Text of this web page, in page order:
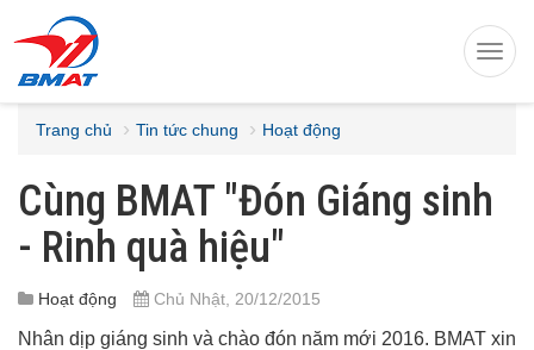
Trang chủ Tin tức chung Hoạt động
Cùng BMAT "Đón Giáng sinh
- Rinh quà hiệu"
Hoạt động Chủ Nhật, 20/12/2015
Nhân dịp giáng sinh và chào đón năm mới 2016. BMAT xin